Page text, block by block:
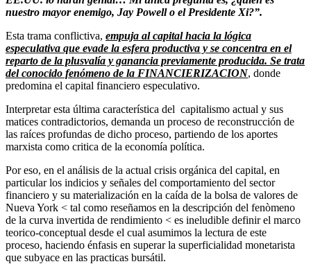
nuestro mayor enemigo, Jay Powell o el Presidente Xi?”.
Esta trama conflictiva, empuja al capital hacia la lógica
especulativa que evade la esfera productiva y se concentra en el
reparto de la plusvalía y ganancia previamente producida. Se trata
del conocido fenómeno de la FINANCIERIZACION, donde
predomina el capital financiero especulativo.
Interpretar esta última característica del capitalismo actual y sus
matices contradictorios, demanda un proceso de reconstrucción de
las raíces profundas de dicho proceso, partiendo de los aportes
marxista como critica de la economía política.
Por eso, en el análisis de la actual crisis orgánica del capital, en
particular los indicios y señales del comportamiento del sector
financiero y su materialización en la caída de la bolsa de valores de
Nueva York < tal como reseñamos en la descripción del fenòmeno
de la curva invertida de rendimiento < es ineludible definir el marco
teorico-conceptual desde el cual asumimos la lectura de este
proceso, haciendo énfasis en superar la superficialidad monetarista
que subyace en las practicas bursátil.